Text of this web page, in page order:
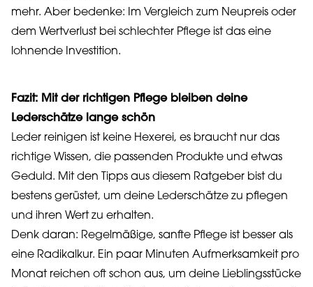
mehr. Aber bedenke: Im Vergleich zum Neupreis oder
dem Wertverlust bei schlechter Pflege ist das eine
lohnende Investition.
Fazit: Mit der richtigen Pflege bleiben deine
Lederschätze lange schön
Leder reinigen ist keine Hexerei, es braucht nur das
richtige Wissen, die passenden Produkte und etwas
Geduld. Mit den Tipps aus diesem Ratgeber bist du
bestens gerüstet, um deine Lederschätze zu pflegen
und ihren Wert zu erhalten.
Denk daran: Regelmäßige, sanfte Pflege ist besser als
eine Radikalkur. Ein paar Minuten Aufmerksamkeit pro
Monat reichen oft schon aus, um deine Lieblingsstücke